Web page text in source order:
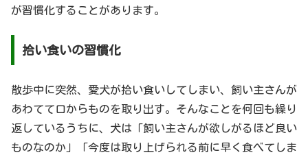
が習慣化することがあります。
拾い食いの習慣化
散歩中に突然、愛犬が拾い食いしてしまい、飼い主さんが
あわてて口からものを取り出す。そんなことを何回も繰り
返しているうちに、犬は「飼い主さんが欲しがるほど良い
ものなのか」「今度は取り上げられる前に早く食べてしま